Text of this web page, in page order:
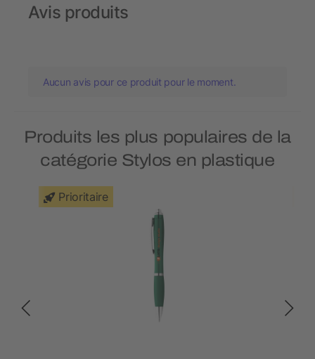
Avis produits
Aucun avis pour ce produit pour le moment.
Produits les plus populaires de la
catégorie Stylos en plastique
Prioritaire